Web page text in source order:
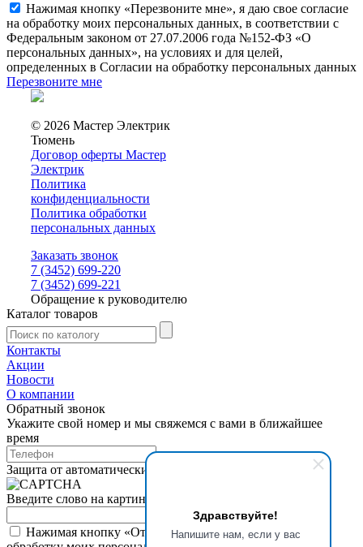
Здравствуйте!
Напишите нам, если у вас
Нажимая кнопку «Перезвоните мне», я даю свое согласие
на обработку моих персональных данных, в соответствии с
Федеральным законом от 27.07.2006 года №152-ФЗ «О
персональных данных», на условиях и для целей,
определенных в Согласии на обработку персональных данных
Перезвоните мне
© 2026 Мастер Электрик
Тюмень
Договор оферты Мастер
Электрик
Политика
конфиденциальности
Политика обработки
персональных данных
Заказать звонок
7 (3452) 699-220
7 (3452) 699-221
Обращение к руководителю
Каталог товаров
Контакты
Акции
Новости
О компании
Обратный звонок
Укажите свой номер и мы свяжемся с вами в ближайшее
время
Защита от автоматических сообщений
Введите слово на картинке
Нажимая кнопку «Отправить», я даю свое согласие на